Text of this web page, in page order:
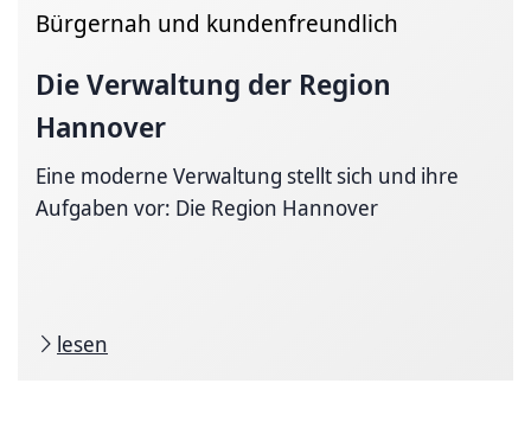
Bürgernah und kundenfreundlich
Die Verwaltung der Region
Hannover
Eine moderne Verwaltung stellt sich und ihre
Aufgaben vor: Die Region Hannover
lesen